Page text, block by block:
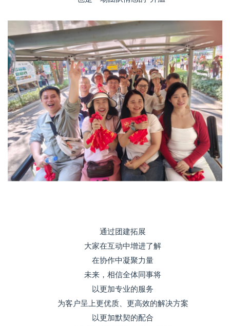
通过团建拓展
大家在互动中增进了解
在协作中凝聚力量
未来，相信全体同事将
以更加专业的服务
为客户呈上更优质、更高效的解决方案
以更加默契的配合